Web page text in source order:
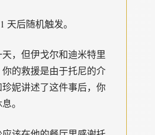
天后随机触发。
，但伊戈尔和迪米特里
的救援是由于托尼的介
妮讲述了这件事后，你
。